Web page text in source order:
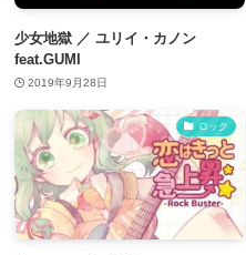
少女地獄 ／ ユリイ・カノン
feat.GUMI
2019年9月28日
ロック